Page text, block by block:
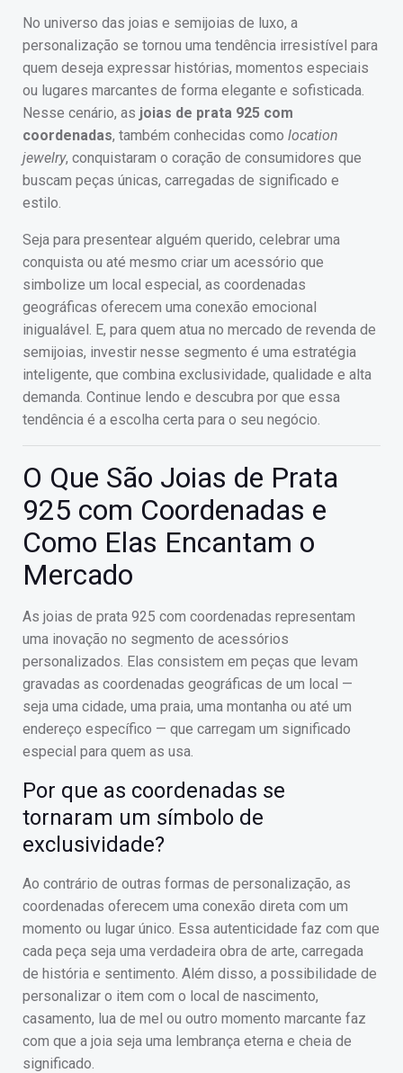
No universo das joias e semijoias de luxo, a
personalização se tornou uma tendência irresistível para
quem deseja expressar histórias, momentos especiais
ou lugares marcantes de forma elegante e sofisticada.
Nesse cenário, as joias de prata 925 com
coordenadas, também conhecidas como location
jewelry, conquistaram o coração de consumidores que
buscam peças únicas, carregadas de significado e
estilo.
Seja para presentear alguém querido, celebrar uma
conquista ou até mesmo criar um acessório que
simbolize um local especial, as coordenadas
geográficas oferecem uma conexão emocional
inigualável. E, para quem atua no mercado de revenda de
semijoias, investir nesse segmento é uma estratégia
inteligente, que combina exclusividade, qualidade e alta
demanda. Continue lendo e descubra por que essa
tendência é a escolha certa para o seu negócio.
O Que São Joias de Prata
925 com Coordenadas e
Como Elas Encantam o
Mercado
As joias de prata 925 com coordenadas representam
uma inovação no segmento de acessórios
personalizados. Elas consistem em peças que levam
gravadas as coordenadas geográficas de um local —
seja uma cidade, uma praia, uma montanha ou até um
endereço específico — que carregam um significado
especial para quem as usa.
Por que as coordenadas se
tornaram um símbolo de
exclusividade?
Ao contrário de outras formas de personalização, as
coordenadas oferecem uma conexão direta com um
momento ou lugar único. Essa autenticidade faz com que
cada peça seja uma verdadeira obra de arte, carregada
de história e sentimento. Além disso, a possibilidade de
personalizar o item com o local de nascimento,
casamento, lua de mel ou outro momento marcante faz
com que a joia seja uma lembrança eterna e cheia de
significado.